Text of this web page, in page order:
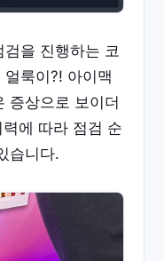
을 진행하는 코
룩이?! 아이맥
증상으로 보이더
에 따라 점검 순
습니다.